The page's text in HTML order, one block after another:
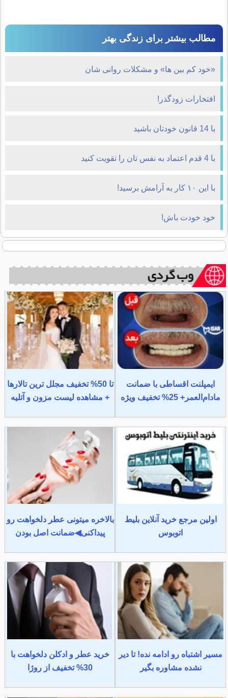
مطالب بیشتر برای زندگی بهتر
«خود کم بین ها» و مشکلات روانی شان
افتخارات زودگذر!
با 14 قانون خودتان باشید
با 4 قدم اعتماد به نفس تان را تقویت کنید
با این ۱۰ کار به آرامش برسید!
خود خودت باش!
ایمپلنت اقساطی با ضمانت
مادام‌العمر+ 25% تخفیف ویژه
تا 50% تخفیف مجلل ترین تالارها
+ مشاهده لیست مزون و آتلیه
اولین مرجع خرید آنلاین بلیط
اتوبوس
بالاخره میتونی عطر دلخواهت رو
پیداکنی◀ضمانت اصل بودن
مسیر اشتباه رو ادامه نده! تا دیر
نشده مشاوره بگیر
خرید عطر و ادکلن دلخواهت با
30% تخفیف از روژا